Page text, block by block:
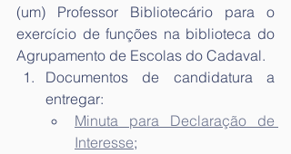
(um) Professor Bibliotecário para o
exercício de funções na biblioteca do
Agrupamento de Escolas do Cadaval.
Documentos de candidatura a
entregar:
Minuta para Declaração de
Interesse;